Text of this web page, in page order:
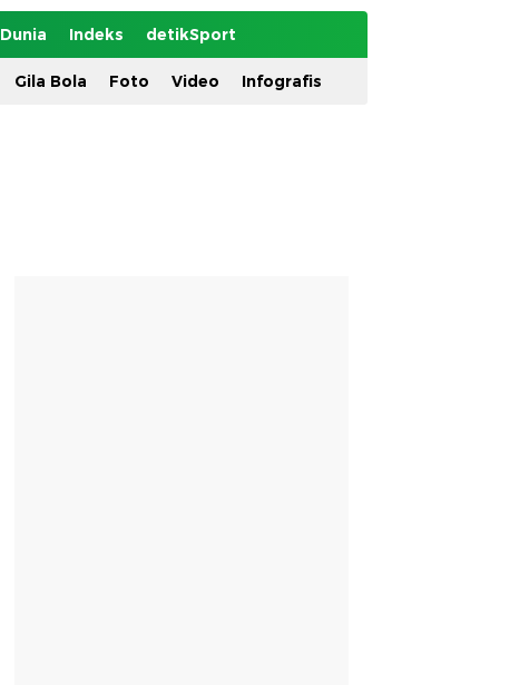
Dunia Indeks detikSport
Gila Bola Foto Video Infografis